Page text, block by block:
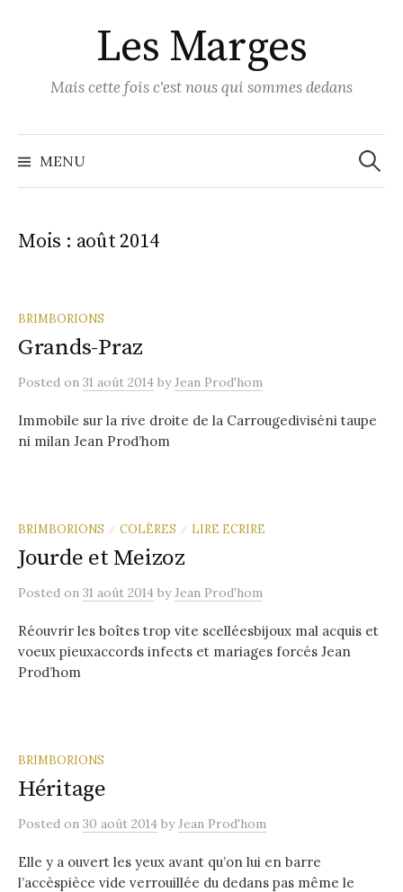
Les Marges
Mais cette fois c'est nous qui sommes dedans
MENU
Mois : août 2014
BRIMBORIONS
Grands-Praz
Posted on 31 août 2014 byJean Prod'hom
Immobile sur la rive droite de la Carrougediviséni taupe
ni milan Jean Prod’hom
BRIMBORIONS / COLÈRES / LIRE ECRIRE
Jourde et Meizoz
Posted on 31 août 2014 byJean Prod'hom
Réouvrir les boîtes trop vite scelléesbijoux mal acquis et
voeux pieuxaccords infects et mariages forcés Jean
Prod’hom
BRIMBORIONS
Héritage
Posted on 30 août 2014 byJean Prod'hom
Elle y a ouvert les yeux avant qu’on lui en barre
l’accèspièce vide verrouillée du dedans pas même le